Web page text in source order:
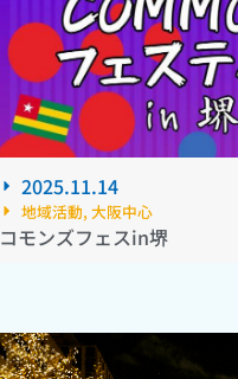
2025.11.14
地域活動, 大阪中心
コモンズフェスin堺